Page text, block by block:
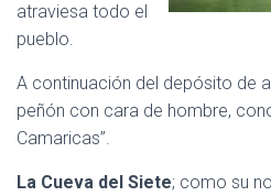
atraviesa todo el
pueblo.
A continuación del depósito de
peñón con cara de hombre,
Camaricas”.
La Cueva del Siete; como su